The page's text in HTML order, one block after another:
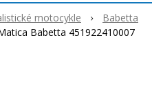
motocykle
Babetta
Babetta 451922410007